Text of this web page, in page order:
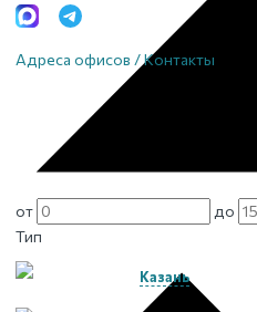
Адреса офисов / Контакты
Казань
от
до
Тип